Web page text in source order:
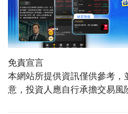
免責宣言
本網站所提供資訊僅供參考，
意，投資人應自行承擔交易風